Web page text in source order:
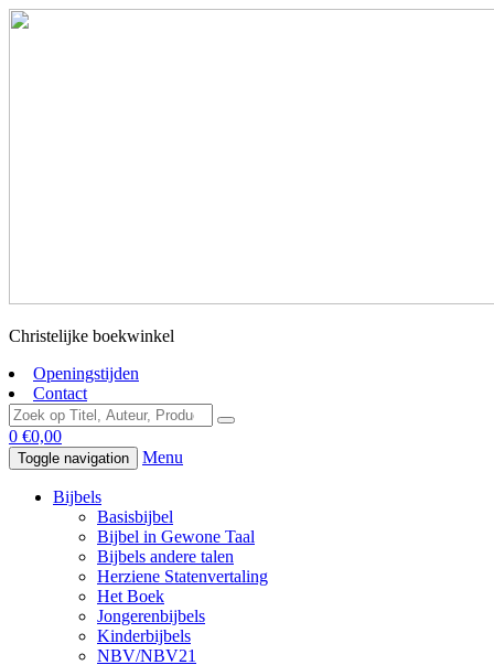
Christelijke boekwinkel
Openingstijden
Contact
0 €0,00
Toggle navigation Menu
Bijbels
Basisbijbel
Bijbel in Gewone Taal
Bijbels andere talen
Herziene Statenvertaling
Het Boek
Jongerenbijbels
Kinderbijbels
NBV/NBV21